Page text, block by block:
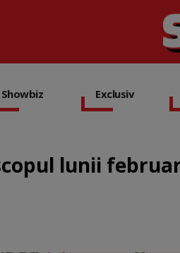
Showbiz Exclusiv
lunii